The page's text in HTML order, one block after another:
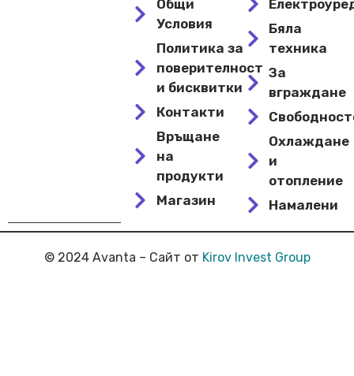
Общи
Условия
Политика за
поверителност
и бисквитки
Контакти
Връщане
на
продукти
Магазин
Бяла
техника
За
вграждане
Охлаждане
и
отопление
Намалени
© 2024 Avanta – Сайт от Kirov Invest Group